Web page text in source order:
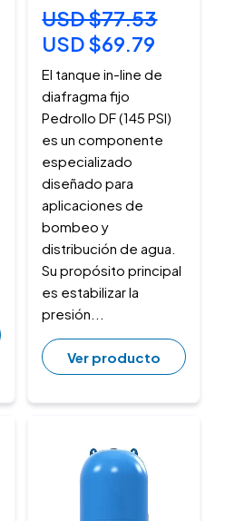
USD $77.53
USD $69.79
El tanque in-line de
diafragma fijo
Pedrollo DF (145 PSI)
es un componente
especializado
diseñado para
aplicaciones de
bombeo y
distribución de agua.
Su propósito principal
es estabilizar la
presión...
Ver producto